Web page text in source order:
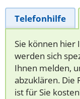
Telefonhilfe
Sie können hier
werden sich
Ihnen melden,
abzuklären. Die
ist für Sie